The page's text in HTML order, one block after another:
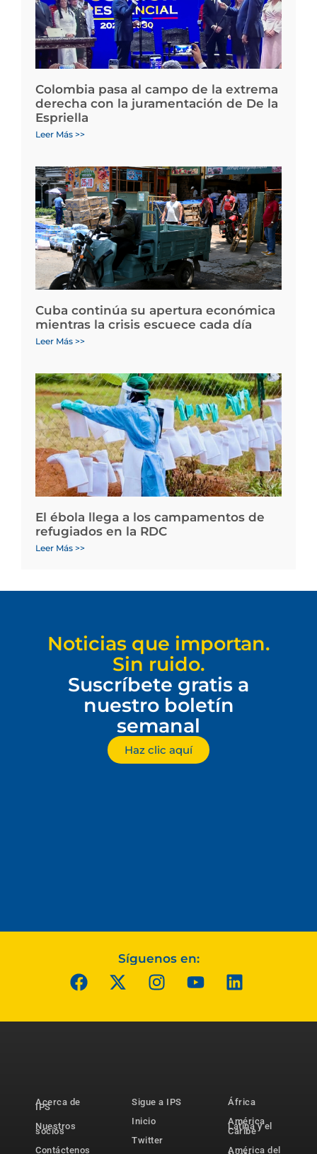
Colombia pasa al campo de la extrema
derecha con la juramentación de De la
Espriella
Leer Más >>
Cuba continúa su apertura económica
mientras la crisis escuece cada día
Leer Más >>
El ébola llega a los campamentos de
refugiados en la RDC
Leer Más >>
Noticias que importan.
Sin ruido.
Suscríbete gratis a
nuestro boletín
semanal
Haz clic aquí
Síguenos en:
Acerca de
IPS
Nuestros
socios
Contáctenos
Sigue a IPS
Inicio
Twitter
África
América
Latina y el
Caribe
América del